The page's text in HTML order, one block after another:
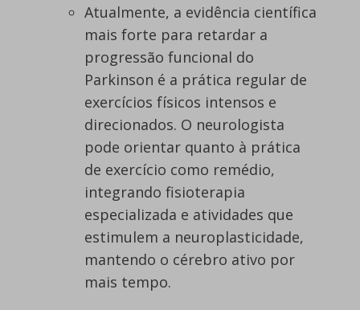
Atualmente, a evidência científica
mais forte para retardar a
progressão funcional do
Parkinson é a prática regular de
exercícios físicos intensos e
direcionados. O neurologista
pode orientar quanto à prática
de exercício como remédio,
integrando fisioterapia
especializada e atividades que
estimulem a neuroplasticidade,
mantendo o cérebro ativo por
mais tempo.